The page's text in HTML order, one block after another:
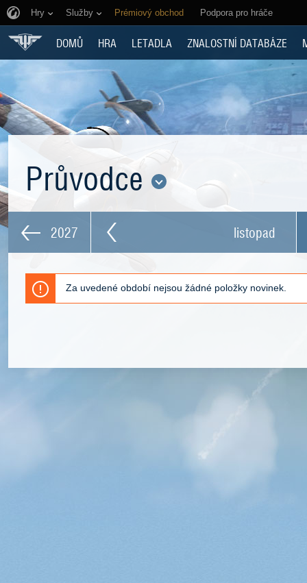
Hry Služby Prémiový obchod Podpora pro hráče
DOMŮ HRA LETADLA ZNALOSTNÍ DATABÁZE
Průvodce
2027 listopad
Za uvedené období nejsou žádné položky novinek.